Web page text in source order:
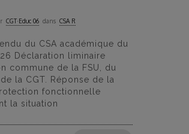
CGT·Educ 06 dans CSA R
du CSA académique du
Déclaration liminaire
commune de la FSU, du
la CGT. Réponse de la
fonctionnelle
la situation